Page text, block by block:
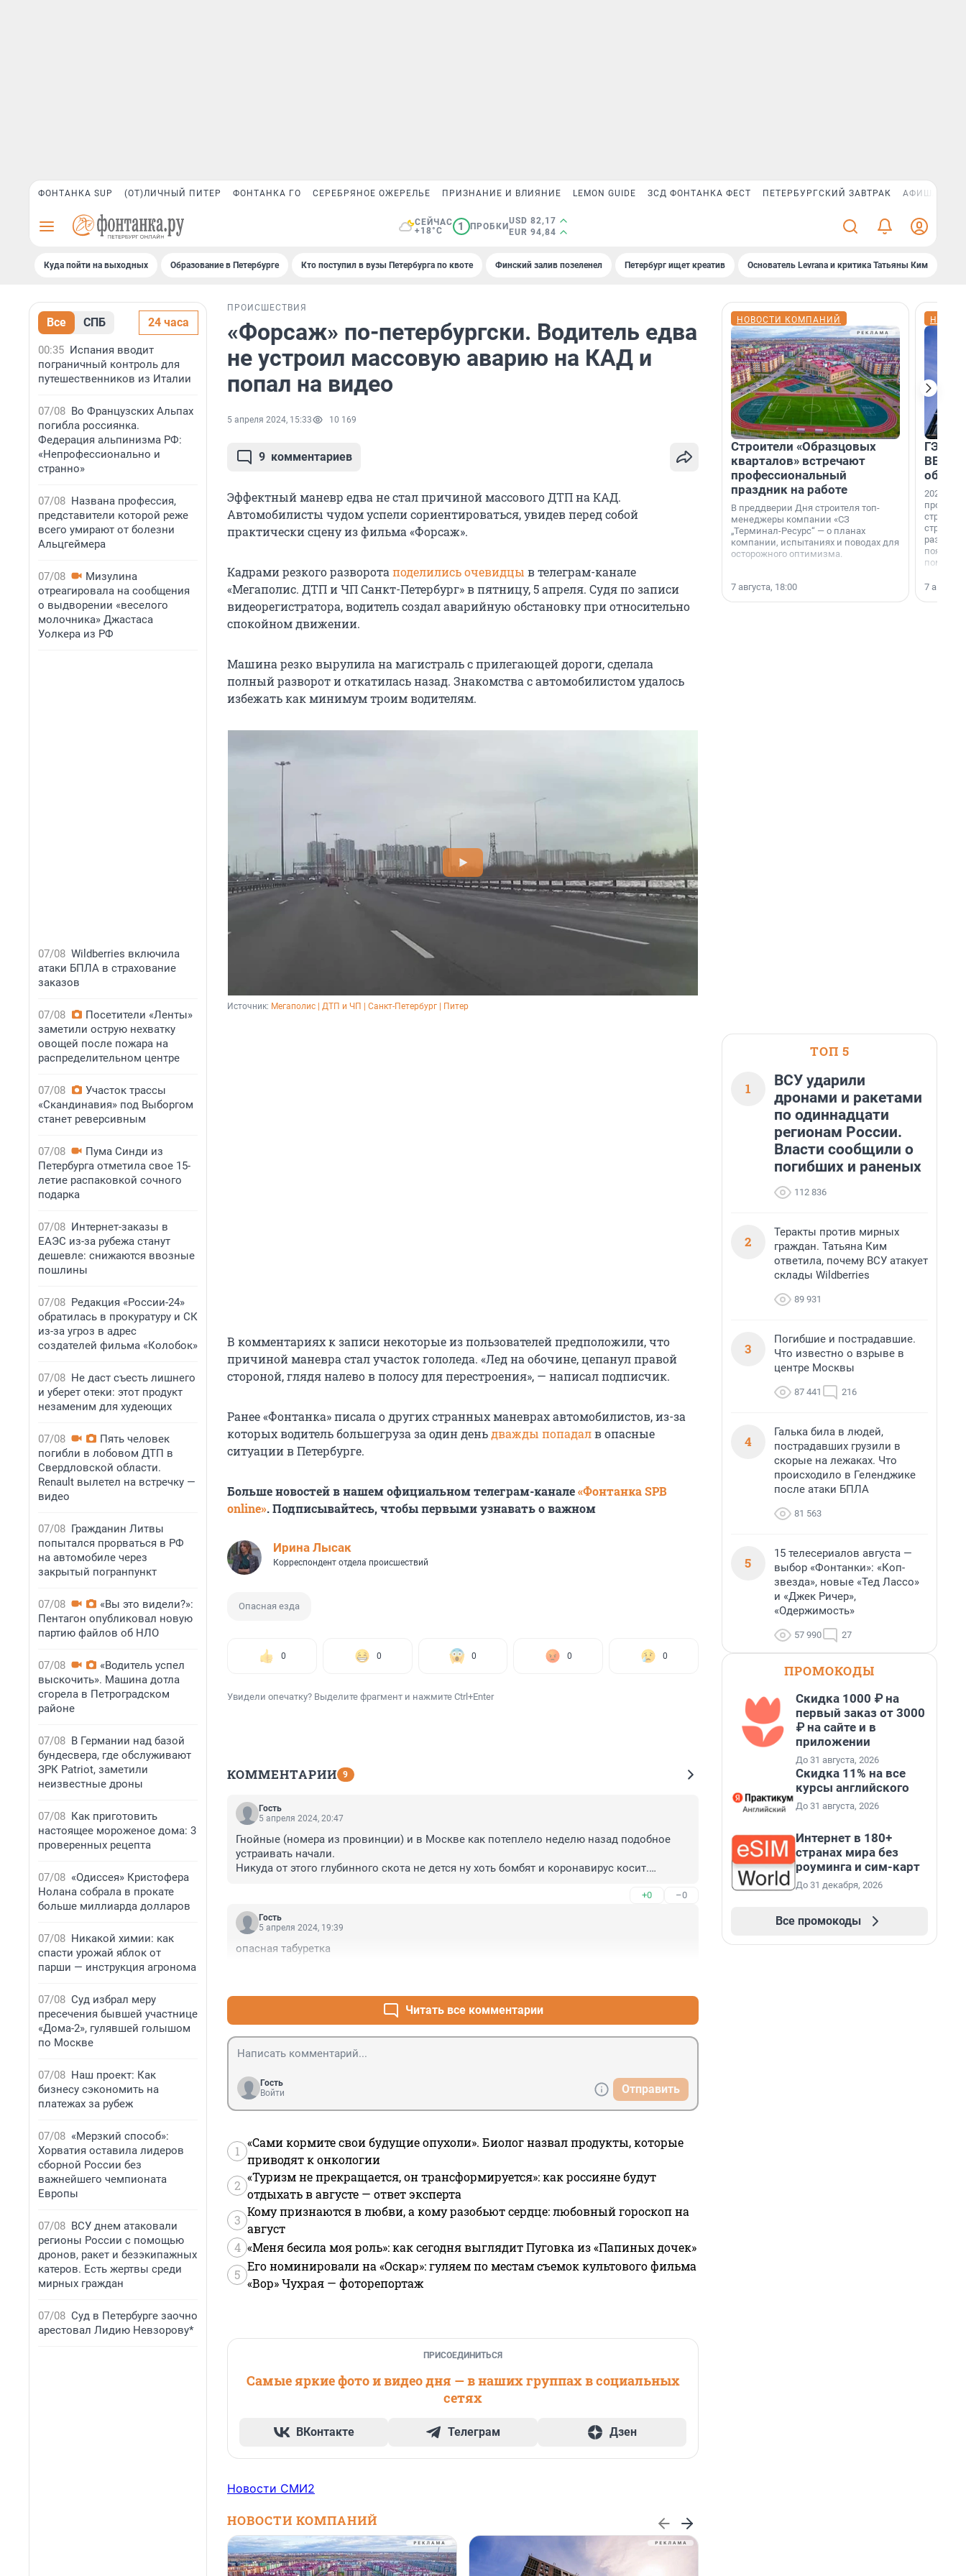
ФОНТАНКА SUP (ОТ)ЛИЧНЫЙ ПИТЕР ФОНТАНКА ГО СЕРЕБРЯНОЕ ОЖЕРЕЛЬЕ ПРИЗНАНИЕ И ВЛИЯНИЕ LEMON GUIDE ЗСД ФОНТАНКА ФЕСТ ПЕТЕРБУРГСКИЙ ЗАВТРАК АФИША PLUS
СЕЙЧАС
+18°C
1 ПРОБКИ
USD 82,17
EUR 94,84
Куда пойти на выходных Образование в Петербурге Кто поступил в вузы Петербурга по квоте Финский залив позеленел Петербург ищет креатив Основатель Levrana и критика Татьяны Ким
Все СПБ 24 часа
00:35 Испания вводит
пограничный контроль для
путешественников из Италии
07/08 Во Французских Альпах
погибла россиянка.
Федерация альпинизма РФ:
«Непрофессионально и
странно»
07/08 Названа профессия,
представители которой реже
всего умирают от болезни
Альцгеймера
07/08
Мизулина
отреагировала на сообщения
о выдворении «веселого
молочника» Джастаса
Уолкера из РФ
07/08 Wildberries включила
атаки БПЛА в страхование
заказов
07/08
Посетители «Ленты»
заметили острую нехватку
овощей после пожара на
распределительном центре
07/08
Участок трассы
«Скандинавия» под Выборгом
станет реверсивным
07/08
Пума Синди из
Петербурга отметила свое 15-
летие распаковкой сочного
подарка
07/08 Интернет-заказы в
ЕАЭС из-за рубежа станут
дешевле: снижаются ввозные
пошлины
07/08 Редакция «России-24»
обратилась в прокуратуру и СК
из-за угроз в адрес
создателей фильма «Колобок»
07/08 Не даст съесть лишнего
и уберет отеки: этот продукт
незаменим для худеющих
07/08
Пять человек
погибли в лобовом ДТП в
Свердловской области.
Renault вылетел на встречку —
видео
07/08 Гражданин Литвы
попытался прорваться в РФ
на автомобиле через
закрытый погранпункт
07/08
«Вы это видели?»:
Пентагон опубликовал новую
партию файлов об НЛО
07/08
«Водитель успел
выскочить». Машина дотла
сгорела в Петроградском
районе
07/08 В Германии над базой
бундесвера, где обслуживают
ЗРК Patriot, заметили
неизвестные дроны
07/08 Как приготовить
настоящее мороженое дома: 3
проверенных рецепта
07/08 «Одиссея» Кристофера
Нолана собрала в прокате
больше миллиарда долларов
07/08 Никакой химии: как
спасти урожай яблок от
парши — инструкция агронома
07/08 Суд избрал меру
пресечения бывшей участнице
«Дома-2», гулявшей голышом
по Москве
07/08 Наш проект: Как
бизнесу сэкономить на
платежах за рубеж
07/08 «Мерзкий способ»:
Хорватия оставила лидеров
сборной России без
важнейшего чемпионата
Европы
07/08 ВСУ днем атаковали
регионы России с помощью
дронов, ракет и безэкипажных
катеров. Есть жертвы среди
мирных граждан
07/08 Суд в Петербурге заочно
арестовал Лидию Невзорову*
ПРОИСШЕСТВИЯ
«Форсаж» по-петербургски. Водитель едва
не устроил массовую аварию на КАД и
попал на видео
5 апреля 2024, 15:33 10 169
9 комментариев
Эффектный маневр едва не стал причиной массового ДТП на КАД.
Автомобилисты чудом успели сориентироваться, увидев перед собой
практически сцену из фильма «Форсаж».
Кадрами резкого разворота поделились очевидцы в телеграм-канале
«Мегаполис. ДТП и ЧП Санкт-Петербург» в пятницу, 5 апреля. Судя по записи
видеорегистратора, водитель создал аварийную обстановку при относительно
спокойном движении.
Машина резко вырулила на магистраль с прилегающей дороги, сделала
полный разворот и откатилась назад. Знакомства с автомобилистом удалось
избежать как минимум троим водителям.
Источник: Мегаполис | ДТП и ЧП | Санкт-Петербург | Питер
В комментариях к записи некоторые из пользователей предположили, что
причиной маневра стал участок гололеда. «Лед на обочине, цепанул правой
стороной, глядя налево в полосу для перестроения», — написал подписчик.
Ранее «Фонтанка» писала о других странных маневрах автомобилистов, из-за
которых водитель большегруза за один деньдважды попадалв опасные
ситуации в Петербурге.
Больше новостей в нашем официальном телеграм-канале«Фонтанка SPB
online». Подписывайтесь, чтобы первыми узнавать о важном
Ирина Лысак
Корреспондент отдела происшествий
Опасная езда
0 0 0 0 0
Увидели опечатку? Выделите фрагмент и нажмите Ctrl+Enter
КОММЕНТАРИИ 9
Гость
5 апреля 2024, 20:47
Гнойные (номера из провинции) и в Москве как потеплело неделю назад подобное
устраивать начали.
Никуда от этого глубинного скота не дется ну хоть бомбят и коронавирус косит.
+0 –0
Гость
5 апреля 2024, 19:39
опасная табуретка
Читать все комментарии
Гость
Войти
Отправить
1
«Сами кормите свои будущие опухоли». Биолог назвал продукты, которые
приводят к онкологии
2
«Туризм не прекращается, он трансформируется»: как россияне будут
отдыхать в августе — ответ эксперта
3
Кому признаются в любви, а кому разобьют сердце: любовный гороскоп на
август
4 «Меня бесила моя роль»: как сегодня выглядит Пуговка из «Папиных дочек»
5
Его номинировали на «Оскар»: гуляем по местам съемок культового фильма
«Вор» Чухрая — фоторепортаж
ПРИСОЕДИНИТЬСЯ
Самые яркие фото и видео дня — в наших группах в социальных
сетях
ВКонтакте Телеграм Дзен
Новости СМИ2
НОВОСТИ КОМПАНИЙ
НОВОСТИ КОМПАНИЙ
Строители «Образцовых
кварталов» встречают
профессиональный
праздник на работе
В преддверии Дня строителя топ-
менеджеры компании «СЗ
„Терминал-Ресурс“ — о планах
компании, испытаниях и поводах для
осторожного оптимизма.
7 августа, 18:00
ГЭС,
ВВП: в
об
2026-й —
раз. В
7
ТОП 5
1
ВСУ ударили
дронами и ракетами
по одиннадцати
регионам России.
Власти сообщили о
погибших и раненых
112 836
2
Теракты против мирных
граждан. Татьяна Ким
ответила, почему ВСУ атакует
склады Wildberries
89 931
3
Погибшие и пострадавшие.
Что известно о взрыве в
центре Москвы
87 441 216
4
Галька била в людей,
пострадавших грузили в
скорые на лежаках. Что
происходило в Геленджике
после атаки БПЛА
81 563
5
15 телесериалов августа —
выбор «Фонтанки»: «Коп-
звезда», новые «Тед Лассо»
и «Джек Ричер»,
«Одержимость»
57 990 27
ПРОМОКОДЫ
Скидка 1000 ₽ на
первый заказ от 3000
₽ на сайте и в
приложении
До 31 августа, 2026
Скидка 11% на все
курсы английского
До 31 августа, 2026
Интернет в 180+
странах мира без
роуминга и сим-карт
До 31 декабря, 2026
Все промокоды